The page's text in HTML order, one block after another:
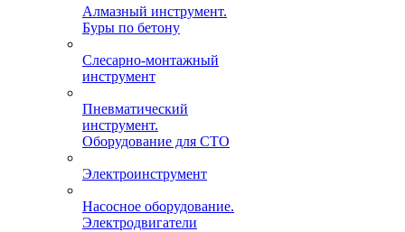
Алмазный инструмент.
Буры по бетону
Слесарно-монтажный
инструмент
Пневматический
инструмент.
Оборудование для СТО
Электроинструмент
Насосное оборудование.
Электродвигатели